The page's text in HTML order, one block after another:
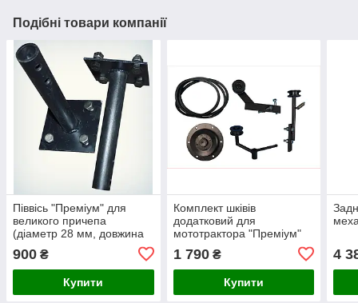
Подібні товари компанії
Піввісь "Преміум" для
великого причепа
(діаметр 28 мм, довжина
900 ₴
Купити
Комплект шківів
додатковий для
мототрактора "Преміум"
відключення копалки +
ремінь
1 790₴
Купити
4